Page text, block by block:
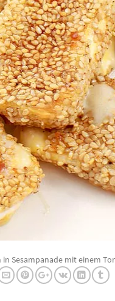
Sesampanade mit einem